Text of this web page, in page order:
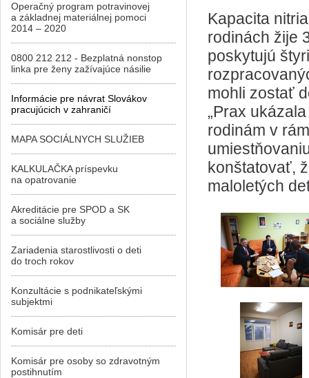
Kapacita
rodinách žije
poskytujú
mohli zostať
„Prax
rodinám v
konštatovať,
maloletých
Operačný program potravinovej
a základnej materiálnej pomoci
2014 – 2020
0800 212 212 - Bezplatná nonstop
linka pre ženy zažívajúce násilie
Informácie pre návrat Slovákov
pracujúcich v zahraničí
MAPA SOCIÁLNYCH SLUŽIEB
KALKULAČKA príspevku
na opatrovanie
Akreditácie pre SPOD a SK
a sociálne služby
Zariadenia starostlivosti o deti
do troch rokov
Konzultácie s podnikateľskými
subjektmi
Komisár pre deti
Komisár pre osoby so zdravotným
postihnutím